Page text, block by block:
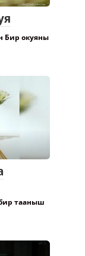
Бир окуяны
тааныш